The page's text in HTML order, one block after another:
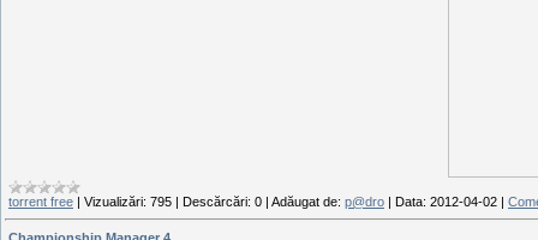
torrent free | Vizualizări: 795 | Descărcări: 0 | Adăugat de: p@dro | Data: 2012-04-02 |